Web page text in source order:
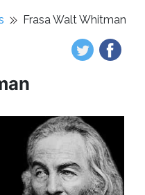
Frasa Walt Whitman